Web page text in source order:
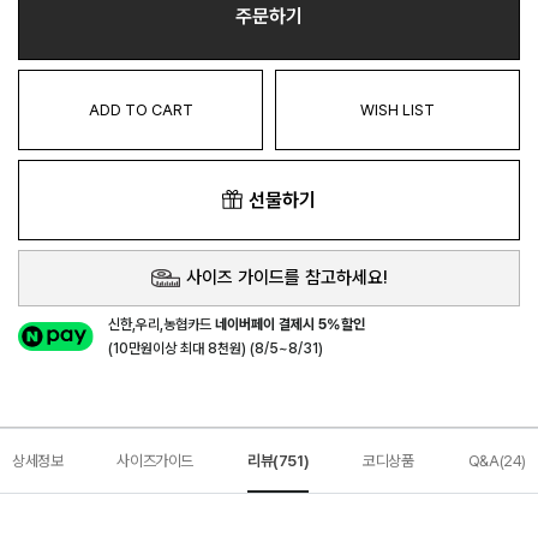
주문하기
ADD TO CART WISH LIST
선물하기
사이즈 가이드를 참고하세요!
신한,우리,농협카드네이버페이 결제시 5%할인
(10만원이상 최대 8천원) (8/5~8/31)
상세정보 사이즈가이드 리뷰(751) 코디상품 Q&A(24)